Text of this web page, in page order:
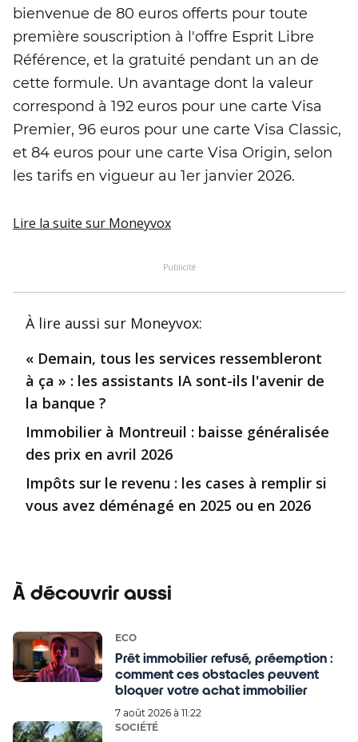
bienvenue de 80 euros offerts pour toute
première souscription à l'offre Esprit Libre
Référence, et la gratuité pendant un an de
cette formule. Un avantage dont la valeur
correspond à 192 euros pour une carte Visa
Premier, 96 euros pour une carte Visa Classic,
et 84 euros pour une carte Visa Origin, selon
les tarifs en vigueur au 1er janvier 2026.
Lire la suite sur Moneyvox
Publicité
À lire aussi sur Moneyvox:
« Demain, tous les services ressembleront
à ça » : les assistants IA sont-ils l'avenir de
la banque ?
Immobilier à Montreuil : baisse généralisée
des prix en avril 2026
Impôts sur le revenu : les cases à remplir si
vous avez déménagé en 2025 ou en 2026
À découvrir aussi
ECO
Prêt immobilier refusé, préemption :
comment ces obstacles peuvent
bloquer votre achat immobilier
7 août 2026 à 11:22
SOCIÉTÉ